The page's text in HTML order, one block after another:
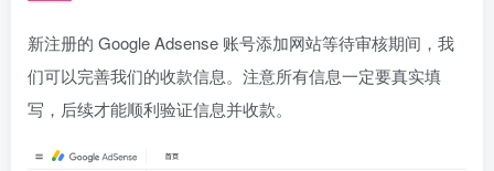
新注册的 Google Adsense 账号添加网站等待审核期间，我
们可以完善我们的收款信息。注意所有信息一定要真实填
写，后续才能顺利验证信息并收款。